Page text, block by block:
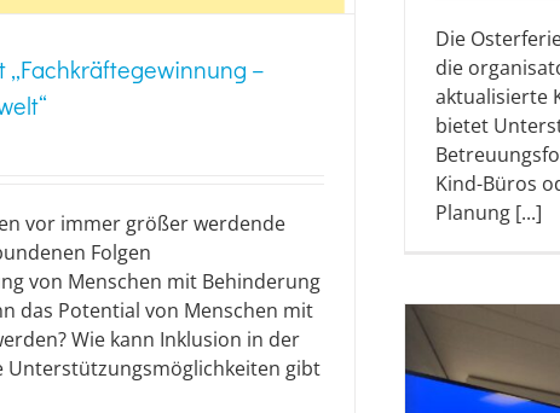
–
vor immer größer werdende
Folgen
von Menschen mit Behinderung
das Potential von Menschen mit
Wie kann Inklusion in der
Unterstützungsmöglichkeiten gibt
Die
die
aktualisierte
bietet
Kind-Büros
Planung [...]